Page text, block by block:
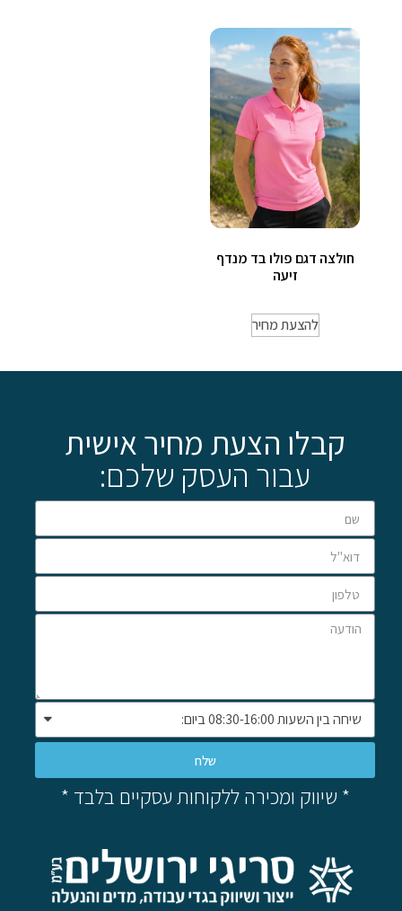
חולצה דגם פולו בד מנדף
זיעה
להצעת מחיר
קבלו הצעת מחיר אישית
עבור העסק שלכם:
שלח
* שיווק ומכירה ללקוחות עסקיים בלבד *